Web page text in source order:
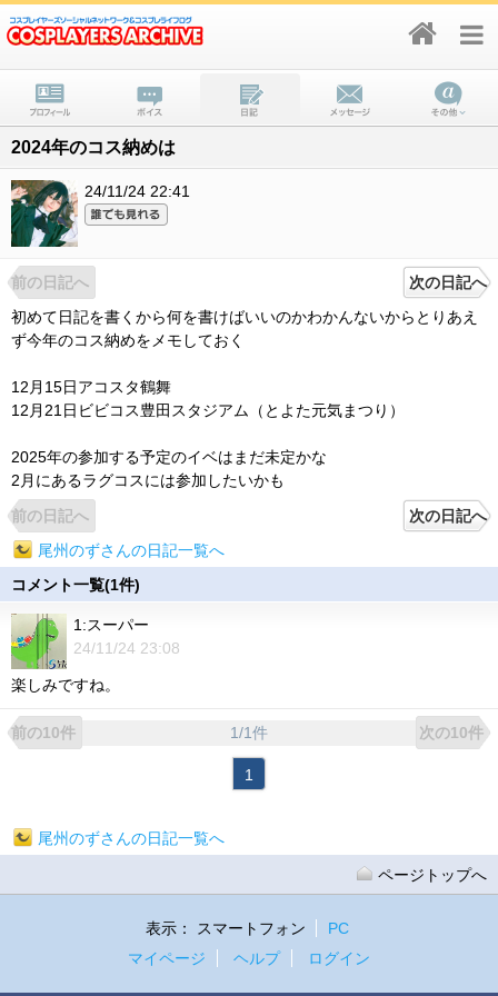
2024年のコス納めは
24/11/24 22:41
前の日記へ
次の日記へ
初めて日記を書くから何を書けばいいのかわかんないからとりあえ
ず今年のコス納めをメモしておく
12月15日アコスタ鶴舞
12月21日ビビコス豊田スタジアム（とよた元気まつり）
2025年の参加する予定のイベはまだ未定かな
2月にあるラグコスには参加したいかも
前の日記へ
次の日記へ
尾州のずさんの日記一覧へ
コメント一覧(1件)
1:スーパー
24/11/24 23:08
楽しみですね。
前の10件 1/1件 次の10件
1
尾州のずさんの日記一覧へ
ページトップへ
表示： スマートフォン
PC
マイページ
ヘルプ ログイン